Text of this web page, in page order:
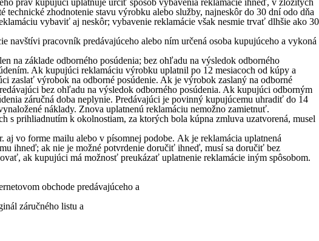
práv kupujúci uplatňuje určiť spôsob vybavenia reklamácie ihneď, v zložitých
zhodnotenie stavu výrobku alebo služby, najneskôr do 30 dní odo dňa
vybaviť aj neskôr; vybavenie reklamácie však nesmie trvať dlhšie ako 30
navštívi pracovník predávajúceho alebo ním určená osoba kupujúceho a vykoná
na základe odborného posúdenia; bez ohľadu na výsledok odborného
Ak kupujúci reklamáciu výrobku uplatnil po 12 mesiacoch od kúpy a
zaslať výrobok na odborné posúdenie. Ak je výrobok zaslaný na odborné
bez ohľadu na výsledok odborného posúdenia. Ak kupujúci odborným
záručná doba neplynie. Predávajúci je povinný kupujúcemu uhradiť do 14
náklady. Znova uplatnenú reklamáciu nemožno zamietnuť.
prihliadnutím k okolnostiam, za ktorých bola kúpna zmluva uzatvorená, musel
vo forme mailu alebo v písomnej podobe. Ak je reklamácia uplatnená
ihneď; ak nie je možné potvrdenie doručiť ihneď, musí sa doručiť bez
ak kupujúci má možnosť preukázať uplatnenie reklamácie iným spôsobom.
obchode predávajúceho a
záručného listu a